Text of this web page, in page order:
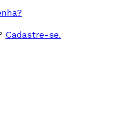
Cadastre-se.